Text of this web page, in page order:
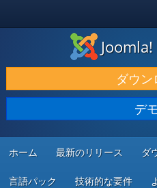
ダウンロードと機能拡張
発見と学び
コミュニティとサポート
開発者向けリソース
ダウン
デ
ホーム 最新のリリース ダ
言語パック 技術的な要件